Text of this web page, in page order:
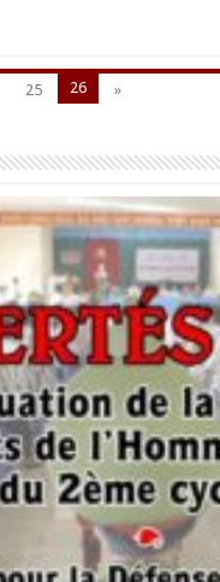
25 26 »